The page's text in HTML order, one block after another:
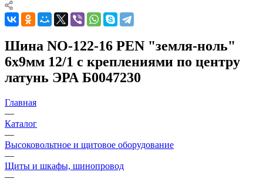
Шина NO-122-16 PEN "земля-ноль"
6х9мм 12/1 с креплениями по центру
латунь ЭРА Б0047230
Главная
—
Каталог
—
Высоковольтное и щитовое оборудование
—
Щиты и шкафы, шинопровод
—